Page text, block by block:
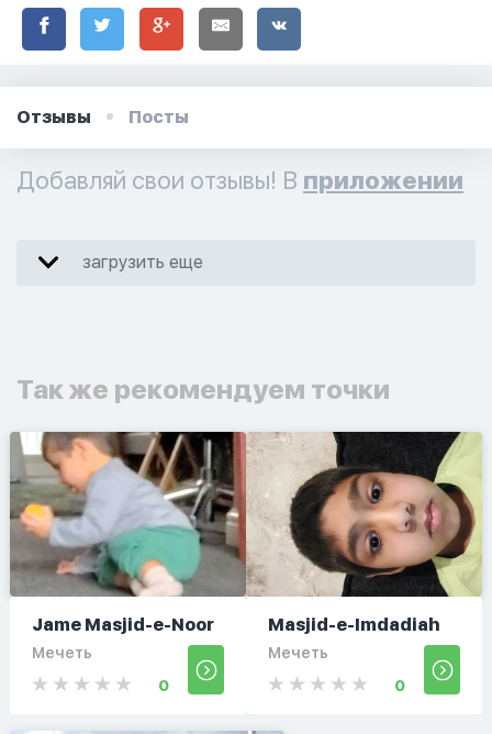
Отзывы Посты
Добавляй свои отзывы! В приложении
загрузить еще
Так же рекомендуем точки
Jame Masjid-e-Noor
Мечеть
0
Masjid-e-Imdadiah
Мечеть
0